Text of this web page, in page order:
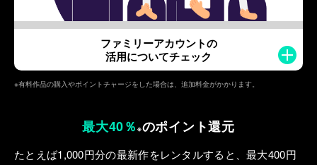
ファミリーアカウントの
活用についてチェック
※有料作品の購入やポイントチャージをした場合は、追加料金がかかります。
最大40％ ※のポイント還元
たとえば1,000円分の最新作をレンタルすると、最⼤400円